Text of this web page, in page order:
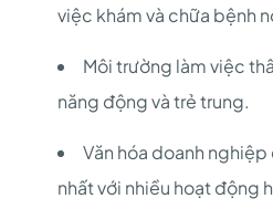
việc khám và chữa bệnh
Môi trường làm việc
năng động và trẻ trung.
Văn hóa doanh
nhất với nhiều hoạt động